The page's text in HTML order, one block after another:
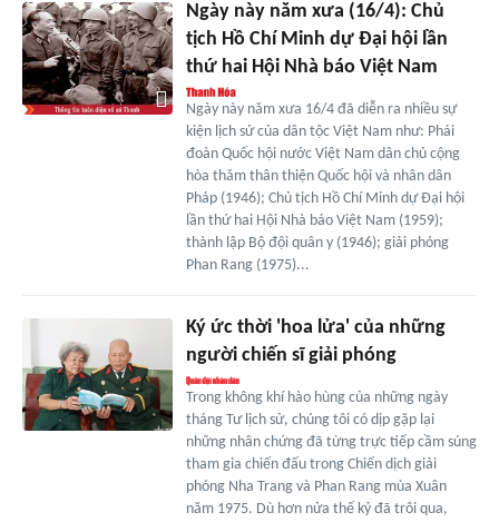
Ngày này năm xưa (16/4): Chủ
tịch Hồ Chí Minh dự Đại hội lần
thứ hai Hội Nhà báo Việt Nam
Ngày này năm xưa 16/4 đã diễn ra nhiều sự
kiện lịch sử của dân tộc Việt Nam như: Phái
đoàn Quốc hội nước Việt Nam dân chủ cộng
hòa thǎm thân thiện Quốc hội và nhân dân
Pháp (1946); Chủ tịch Hồ Chí Minh dự Đại hội
lần thứ hai Hội Nhà báo Việt Nam (1959);
thành lập Bộ đội quân y (1946); giải phóng
Phan Rang (1975)...
Ký ức thời 'hoa lửa' của những
người chiến sĩ giải phóng
Trong không khí hào hùng của những ngày
tháng Tư lịch sử, chúng tôi có dịp gặp lại
những nhân chứng đã từng trực tiếp cầm súng
tham gia chiến đấu trong Chiến dịch giải
phóng Nha Trang và Phan Rang mùa Xuân
năm 1975. Dù hơn nửa thế kỷ đã trôi qua,